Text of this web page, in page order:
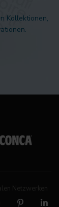
Kollektionen,
Netzwerken